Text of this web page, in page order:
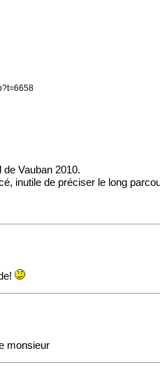
Vauban 2010.
inutile de préciser le long
monsieur